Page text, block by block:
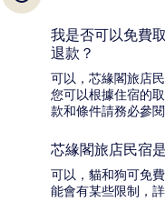
我是否可以免費
退款？
可以，芯緣閣旅店
您可以根據住宿的
款和條件請務必參
芯緣閣旅店民宿
可以，貓和狗可免
能會有某些限制，